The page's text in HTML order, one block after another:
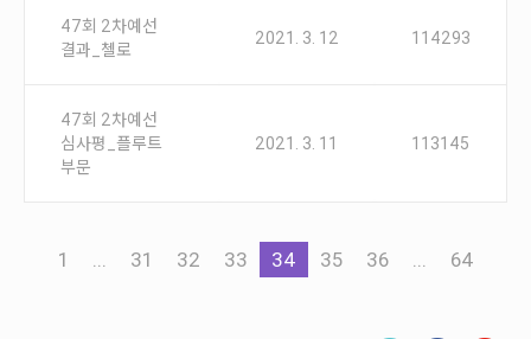
47회 2차예선
결과_첼로
2021. 3. 12 114293
47회 2차예선
심사평_플루트
부문
2021. 3. 11 113145
1 ... 31 32 33 34 35 36 ... 64